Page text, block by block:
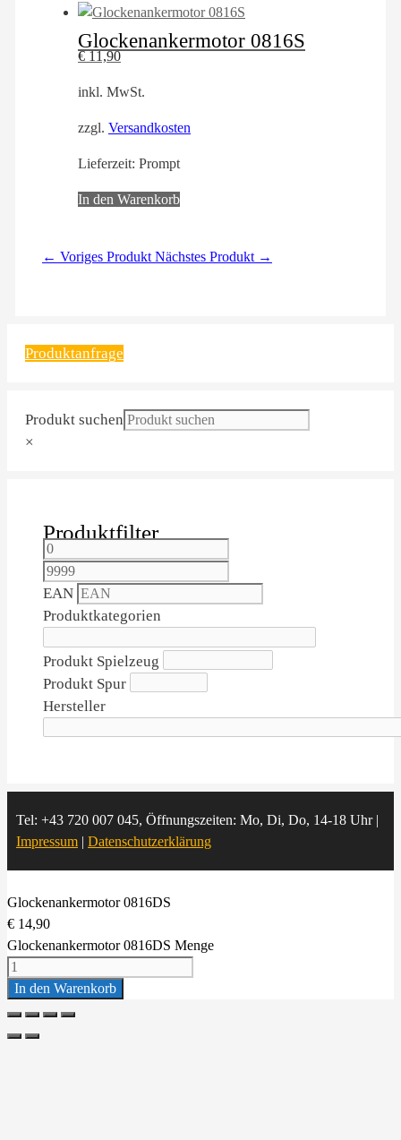
Glockenankermotor 0816S
€11,90
inkl. MwSt.
zzgl. Versandkosten
Lieferzeit: Prompt
In den Warenkorb
← Voriges Produkt Nächstes Produkt →
Produktanfrage
Produkt suchen
×
Produktfilter
EAN
Produktkategorien
Produkt Spielzeug
Produkt Spur
Hersteller
Tel: +43 720 007 045, Öffnungszeiten: Mo, Di, Do, 14-18 Uhr |
Impressum | Datenschutzerklärung
Glockenankermotor 0816DS
€ 14,90
Glockenankermotor 0816DS Menge
In den Warenkorb